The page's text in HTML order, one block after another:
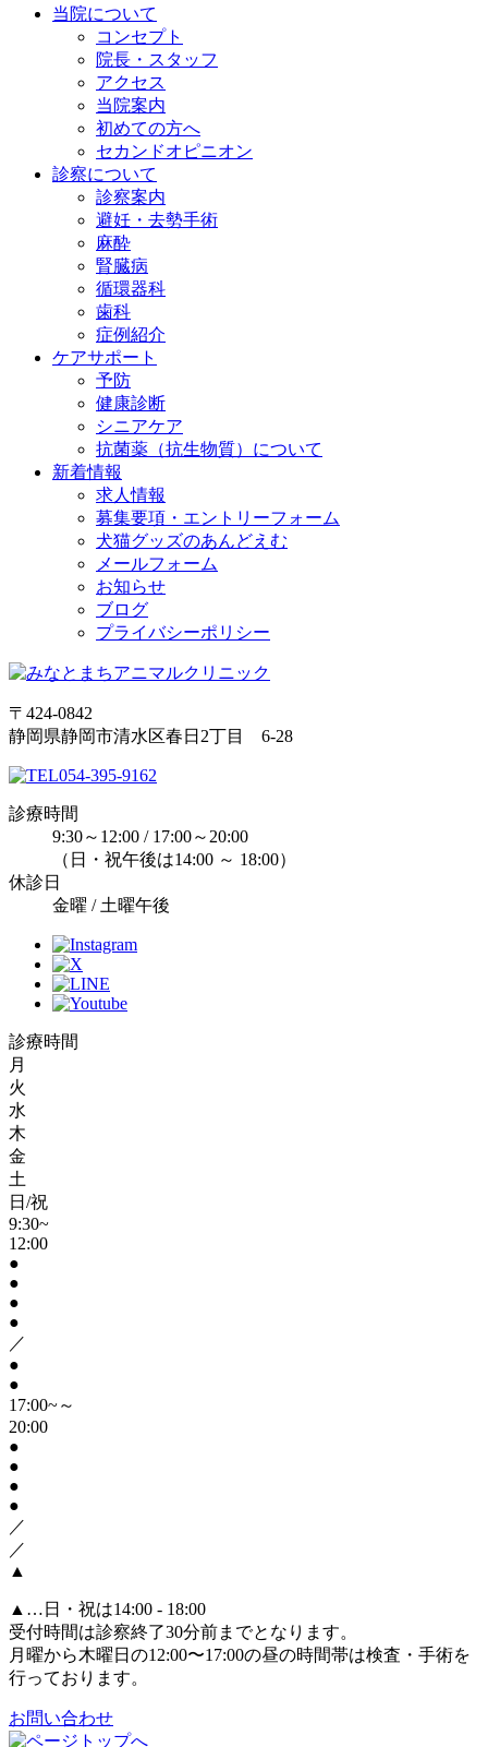
当院について
コンセプト
院長・スタッフ
アクセス
当院案内
初めての方へ
セカンドオピニオン
診察について
診察案内
避妊・去勢手術
麻酔
腎臓病
循環器科
歯科
症例紹介
ケアサポート
予防
健康診断
シニアケア
抗菌薬（抗生物質）について
新着情報
求人情報
募集要項・エントリーフォーム
犬猫グッズのあんどえむ
メールフォーム
お知らせ
ブログ
プライバシーポリシー
〒424-0842
静岡県静岡市清水区春日2丁目 6-28
054-395-9162
診療時間
9:30～12:00 / 17:00～20:00
（日・祝午後は14:00 ～ 18:00）
休診日
金曜 / 土曜午後
診療時間
月
火
水
木
金
土
日/祝
9:30~
12:00
●
●
●
●
／
●
●
17:00~～
20:00
●
●
●
●
／
／
▲
▲ …日・祝は14:00 - 18:00
受付時間は診察終了30分前までとなります。
月曜から木曜日の12:00〜17:00の昼の時間帯は検査・手術を
行っております。
お問い合わせ